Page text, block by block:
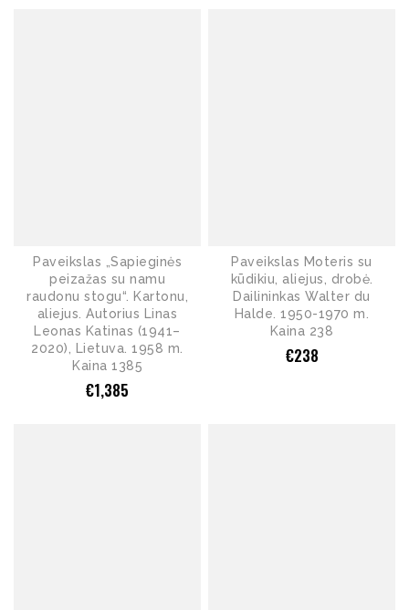
Paveikslas „Sapieginės
peizažas su namu
raudonu stogu“. Kartonu,
aliejus. Autorius Linas
Leonas Katinas (1941–
2020), Lietuva. 1958 m.
Kaina 1385
€1,385
Paveikslas Moteris su
kūdikiu, aliejus, drobė.
Dailininkas Walter du
Halde. 1950-1970 m.
Kaina 238
€238